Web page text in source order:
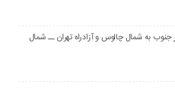
جنوب به شمال چالوس و آزادراه تهران ــ شمال